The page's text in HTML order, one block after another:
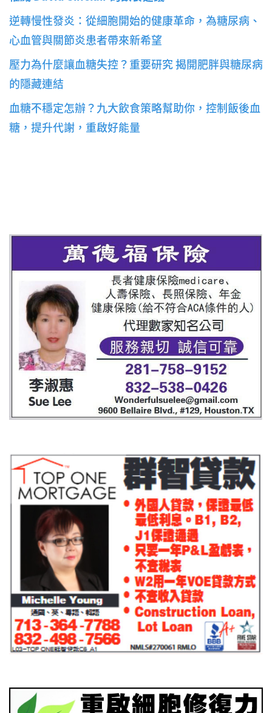
逆轉慢性發炎：從細胞開始的健康革命，為糖尿病、
心血管與關節炎患者帶來新希望
壓力為什麼讓血糖失控？重要研究 揭開肥胖與糖尿病
的隱藏連結
血糖不穩定怎辦？九大飲食策略幫助你，控制飯後血
糖，提升代謝，重啟好能量